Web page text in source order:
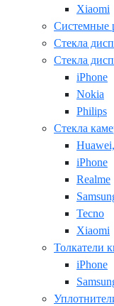
Xiaomi
Системные
Стекла
Стекла
iPhone
Nokia
Philips
Стекла
iPhone
Realme
Tecno
Xiaomi
Толкатели
iPhone